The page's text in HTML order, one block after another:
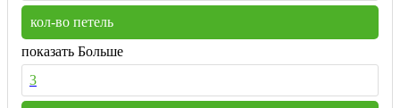
кол-во петель
показать Больше
3